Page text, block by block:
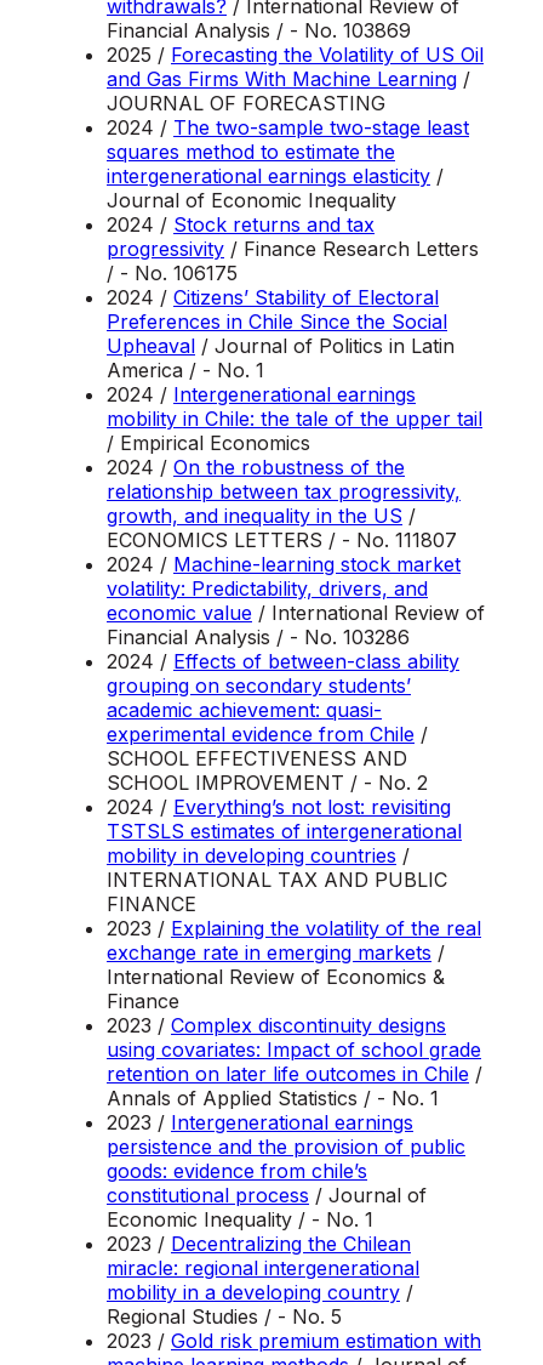
withdrawals? / International Review of
Financial Analysis / - No. 103869
2025 / Forecasting the Volatility of US Oil
and Gas Firms With Machine Learning /
JOURNAL OF FORECASTING
2024 / The two-sample two-stage least
squares method to estimate the
intergenerational earnings elasticity /
Journal of Economic Inequality
2024 / Stock returns and tax
progressivity / Finance Research Letters
/ - No. 106175
2024 / Citizens’ Stability of Electoral
Preferences in Chile Since the Social
Upheaval / Journal of Politics in Latin
America / - No. 1
2024 / Intergenerational earnings
mobility in Chile: the tale of the upper tail
/ Empirical Economics
2024 / On the robustness of the
relationship between tax progressivity,
growth, and inequality in the US /
ECONOMICS LETTERS / - No. 111807
2024 / Machine-learning stock market
volatility: Predictability, drivers, and
economic value / International Review of
Financial Analysis / - No. 103286
2024 / Effects of between-class ability
grouping on secondary students’
academic achievement: quasi-
experimental evidence from Chile /
SCHOOL EFFECTIVENESS AND
SCHOOL IMPROVEMENT / - No. 2
2024 / Everything’s not lost: revisiting
TSTSLS estimates of intergenerational
mobility in developing countries /
INTERNATIONAL TAX AND PUBLIC
FINANCE
2023 / Explaining the volatility of the real
exchange rate in emerging markets /
International Review of Economics &
Finance
2023 / Complex discontinuity designs
using covariates: Impact of school grade
retention on later life outcomes in Chile /
Annals of Applied Statistics / - No. 1
2023 / Intergenerational earnings
persistence and the provision of public
goods: evidence from chile’s
constitutional process / Journal of
Economic Inequality / - No. 1
2023 / Decentralizing the Chilean
miracle: regional intergenerational
mobility in a developing country /
Regional Studies / - No. 5
2023 / Gold risk premium estimation with